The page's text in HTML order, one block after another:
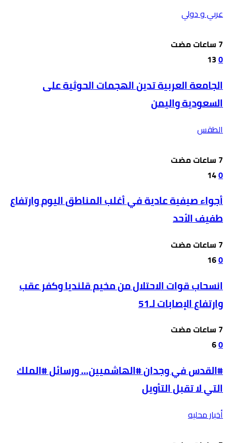
عربي و دولي
0
13
الجامعة العربية تدين الهجمات الحوثية على
السعودية واليمن
الطقس
0
14
أجواء صيفية عادية في أغلب المناطق اليوم وارتفاع
طفيف الأحد
0
16
انسحاب قوات الاحتلال من مخيم قلنديا وكفر عقب
وارتفاع الإصابات لـ51
0
6
#القدس في وجدان #الهاشميين… ورسائل #الملك
التي لا تقبل التأويل
أخبار محليه